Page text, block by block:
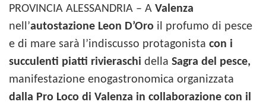
PROVINCIA ALESSANDRIA – A Valenza
nell’autostazione Leon D’Oro il profumo di pesce
e di mare sarà l’indiscusso protagonista con i
succulenti piatti rivieraschi della Sagra del pesce,
manifestazione enogastronomica organizzata
dalla Pro Loco di Valenza in collaborazione con il